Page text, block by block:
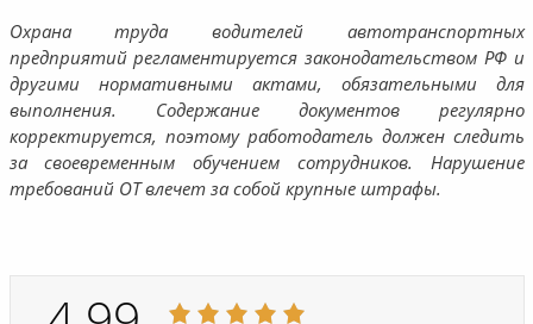
Охрана труда водителей автотранспортных
предприятий регламентируется законодательством РФ и
другими нормативными актами, обязательными для
выполнения. Содержание документов регулярно
корректируется, поэтому работодатель должен следить
за своевременным обучением сотрудников. Нарушение
требований ОТ влечет за собой крупные штрафы.